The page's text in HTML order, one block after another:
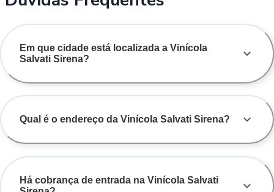
Em que cidade está localizada a Vinícola
Salvati Sirena?
Qual é o endereço da Vinícola Salvati Sirena?
Há cobrança de entrada na Vinícola Salvati